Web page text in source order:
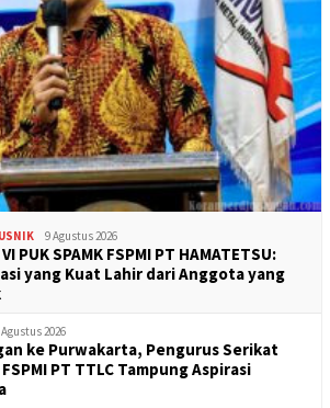
9 Agustus 2026
PUK SPAMK FSPMI PT HAMATETSU:
yang Kuat Lahir dari Anggota yang
2026
ke Purwakarta, Pengurus Serikat
PT TTLC Tampung Aspirasi